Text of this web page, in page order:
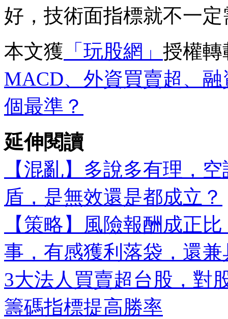
好，技術面指標就不一
本文獲 「玩股網」 授權轉
MACD、外資買賣超、
個最準？
延伸閱讀
【混亂】多說多有理，
盾，是無效還是都成立？
【策略】風險報酬成正
事，有感獲利落袋，還
3大法人買賣超台股，對
籌碼指標提高勝率